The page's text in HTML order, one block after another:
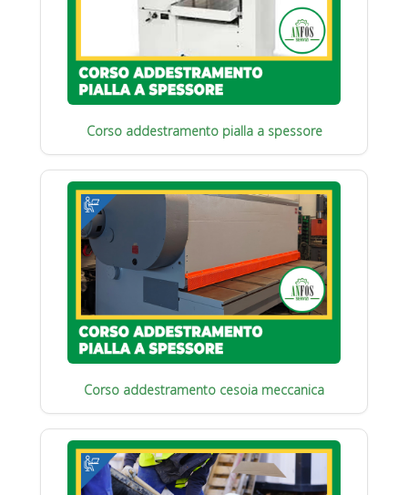
Corso addestramento pialla a spessore
Corso addestramento cesoia meccanica